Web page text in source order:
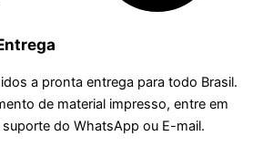
a pronta entrega para todo Brasil.
de material impresso, entre em
do WhatsApp ou E-mail.